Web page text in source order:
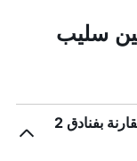
سليب
هل الأسعار في برلين سليب كلوب قابلة للمقارنة بفنادق 2